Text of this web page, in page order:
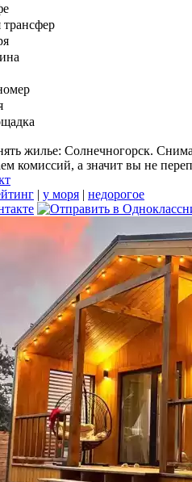
трансфер
жилье: Солнечногорск.
комиссий, а значит вы не
| у моря | недорогое